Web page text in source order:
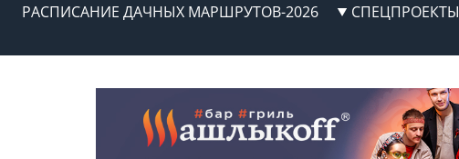
РАСПИСАНИЕ ДАЧНЫХ МАРШРУТОВ-2026
СПЕЦПРОЕКТЫ